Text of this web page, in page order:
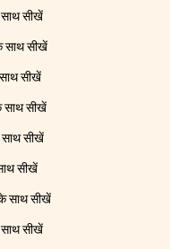
सीखें
साथ सीखें
सीखें
साथ सीखें
सीखें
सीखें
साथ सीखें
सीखें